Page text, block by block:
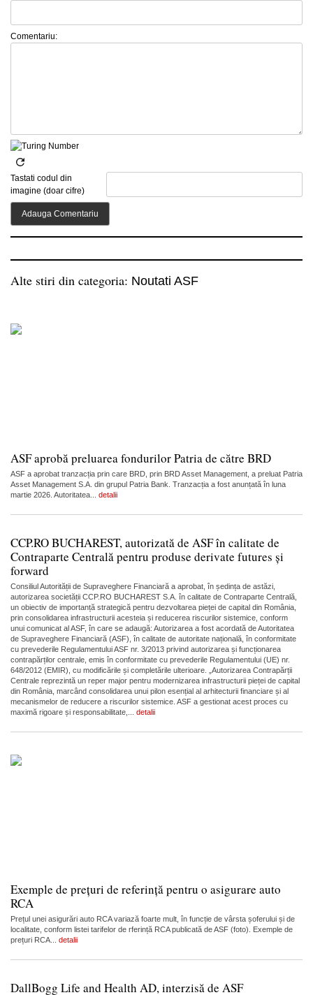
Comentariu:
Tastati codul din
imagine (doar cifre)
Alte stiri din categoria: Noutati ASF
ASF aprobă preluarea fondurilor Patria de către BRD
ASF a aprobat tranzacția prin care BRD, prin BRD Asset Management, a preluat Patria
Asset Management S.A. din grupul Patria Bank. Tranzacția a fost anunțată în luna
martie 2026. Autoritatea... detalii
CCP.RO BUCHAREST, autorizată de ASF în calitate de
Contraparte Centrală pentru produse derivate futures și
forward
Consiliul Autorității de Supraveghere Financiară a aprobat, în ședința de astăzi,
autorizarea societății CCP.RO BUCHAREST S.A. în calitate de Contraparte Centrală,
un obiectiv de importanță strategică pentru dezvoltarea pieței de capital din România,
prin consolidarea infrastructurii acesteia și reducerea riscurilor sistemice, conform
unui comunicat al ASF, în care se adaugă: Autorizarea a fost acordată de Autoritatea
de Supraveghere Financiară (ASF), în calitate de autoritate națională, în conformitate
cu prevederile Regulamentului ASF nr. 3/2013 privind autorizarea și funcționarea
contrapărților centrale, emis în conformitate cu prevederile Regulamentului (UE) nr.
648/2012 (EMIR), cu modificările și completările ulterioare. „Autorizarea Contrapărții
Centrale reprezintă un reper major pentru modernizarea infrastructurii pieței de capital
din România, marcând consolidarea unui pilon esențial al arhitecturii financiare și al
mecanismelor de reducere a riscurilor sistemice. ASF a gestionat acest proces cu
maximă rigoare și responsabilitate,... detalii
Exemple de prețuri de referință pentru o asigurare auto
RCA
Prețul unei asigurări auto RCA variază foarte mult, în funcție de vârsta șoferului și de
localitate, conform listei tarifelor de rferință RCA publicată de ASF (foto). Exemple de
prețuri RCA... detalii
DallBogg Life and Health AD, interzisă de ASF